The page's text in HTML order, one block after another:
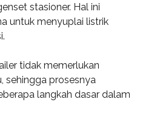
stasioner. Hal ini
untuk menyuplai listrik
tidak memerlukan
sehingga prosesnya
langkah dasar dalam